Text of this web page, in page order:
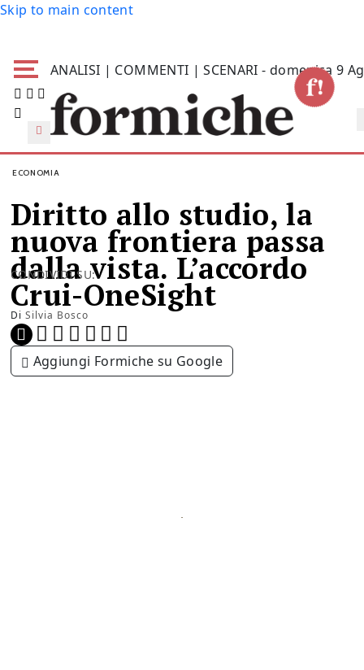
Skip to main content
ANALISI | COMMENTI | SCENARI - domenica 9
ECONOMIA
Diritto allo studio, la
nuova frontiera passa
dalla vista. L’accordo
Crui-OneSight
Di Silvia Bosco
CONDIVIDI SU:
Aggiungi Formiche su Google